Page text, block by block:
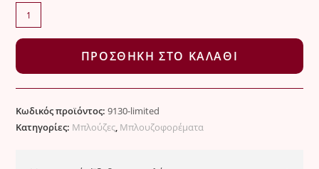
Μαύρο
μπλουζοφόρεμα
Limited
ΠΡΟΣΘΉΚΗ ΣΤΟ ΚΑΛΆΘΙ
Κωδικός προϊόντος:9130-limited
Κατηγορίες: Μπλούζες, Μπλουζοφορέματα